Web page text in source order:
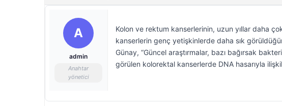
A
admin
Anahtar
yönetici
Kolon ve rektum kanserlerinin, uzun yıllar daha
kanserlerin genç yetişkinlerde daha sık
Günay, “Güncel araştırmalar, bazı bağırsak
görülen kolorektal kanserlerde DNA hasarıyla